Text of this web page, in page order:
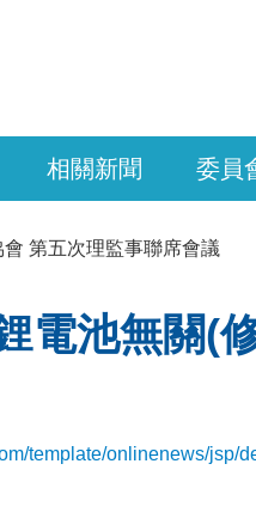
相關新聞 委員
第五次理監事聯席會議
電池無關(
template/onlinenews/jsp/